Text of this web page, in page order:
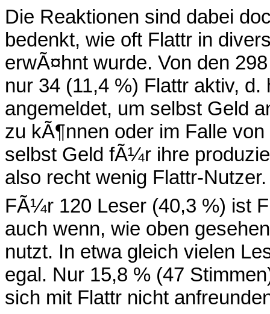
Die Reaktionen sind dabei
bedenkt, wie oft Flattr in
erwÃ¤hnt wurde. Von den
nur 34 (11,4 %) Flattr aktiv,
angemeldet, um selbst Geld
zu kÃ¶nnen oder im Falle
selbst Geld fÃ¼r ihre
also recht wenig Flattr-Nutzer.
FÃ¼r 120 Leser (40,3 %) ist
auch wenn, wie oben
nutzt. In etwa gleich vielen
egal. Nur 15,8 % (47
sich mit Flattr nicht